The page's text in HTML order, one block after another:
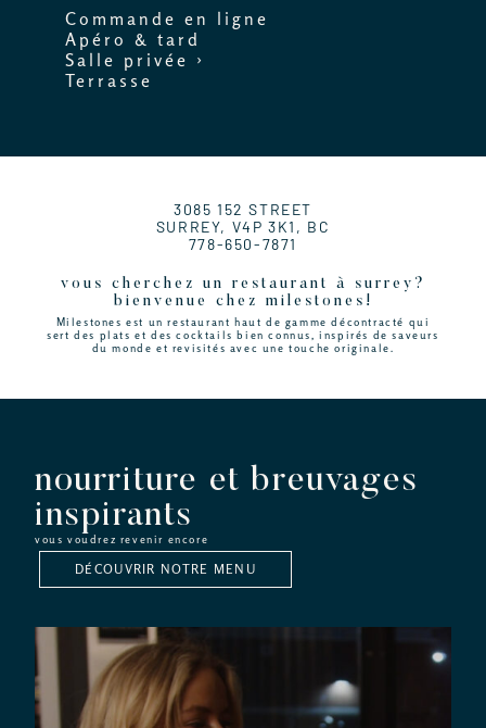
Commande en ligne
Apéro & tard
Salle privée ›
Terrasse
3085 152 STREET
SURREY, V4P 3K1, BC
778-650-7871
vous cherchez un restaurant à surrey?
bienvenue chez milestones!
Milestones est un restaurant haut de gamme décontracté qui
sert des plats et des cocktails bien connus, inspirés de saveurs
du monde et revisités avec une touche originale.
nourriture et breuvages
inspirants
vous voudrez revenir encore
DÉCOUVRIR NOTRE MENU